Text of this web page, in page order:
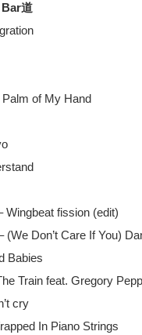
Bar道
Palm of My Hand
fission (edit)
(We Don’t Care If You)
Babies
Train feat. Gregory
cry
In Piano Strings